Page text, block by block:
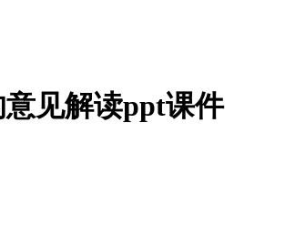
见解读ppt课件